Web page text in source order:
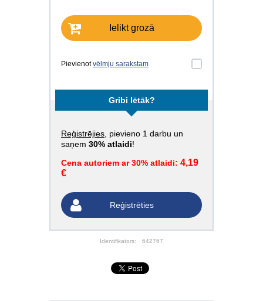
Ielikt grozā
Pievienotvēlmju sarakstam
Gribi lētāk?
Reģistrējies , pievieno 1 darbu un
saņem 30% atlaidi!
Cena autoriem ar 30% atlaidi: 4,19
€
Reģistrēties
Identifikators: 642767